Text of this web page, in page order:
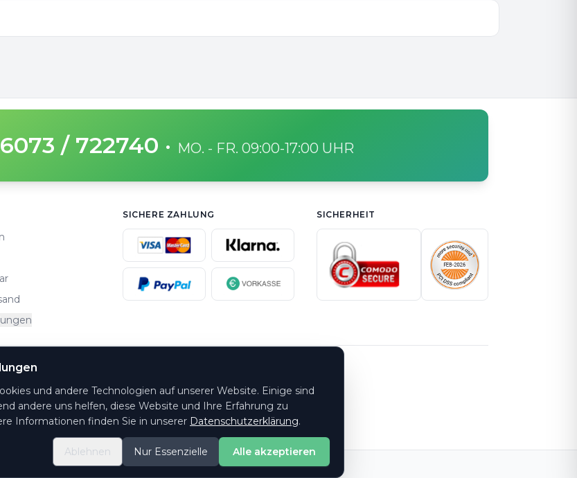
/ 722740 · MO. - FR. 09:00-17:00 UHR
SICHERE ZAHLUNG SICHERHEIT
© 2026 PrintYourTicket GmbH - Alle Rechte vorbehalten
und andere Technologien auf unserer Website. Einige sind
andere uns helfen, diese Website und Ihre Erfahrung zu
Informationen finden Sie in unserer Datenschutzerklärung.
Ablehnen Nur Essenzielle Alle akzeptieren